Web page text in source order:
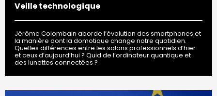
Veille technologique
Jérôme Colombain aborde l’évolution des smartphones et
la manière dont la domotique change notre quotidien.
Quelles différences entre les salons professionnels d’hier
et ceux d’aujourd’hui ? Quid de l’ordinateur quantique et
des lunettes connectées ?